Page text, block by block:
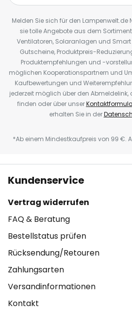
Melden Sie sich für den Lampenwelt.de
sie tolle Angebote aus dem
Ventilatoren, Solaranlagen und
Gutscheine, Produktpreis-
Produktempfehlungen und -
möglichen Kooperationspartnern und
Kaufbewertungen und
jederzeit möglich über den Abmeldelink,
finden oder über unser
erhalten Sie in der
*Ab einem Mindestkaufpreis von 99 €.
Kundenservice
Vertrag widerrufen
FAQ & Beratung
Bestellstatus prüfen
Rücksendung/Retouren
Zahlungsarten
Versandinformationen
Kontakt